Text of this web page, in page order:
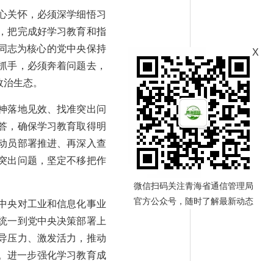
关怀，必须深学细悟习
把完成好学习教育和指
志为核心的党中央保持
手，必须奔着问题去，
生态。
落地见效、找准突出问
，确保学习教育取得明
员部署推进、再深入查
出问题，坚定不移把作
央对工业和信息化事业
一到党中央决策部署上
压力、激发活力，推动
进一步强化学习教育成
X
微信扫码关注青海省通信管理局
官方公众号，随时了解最新动态